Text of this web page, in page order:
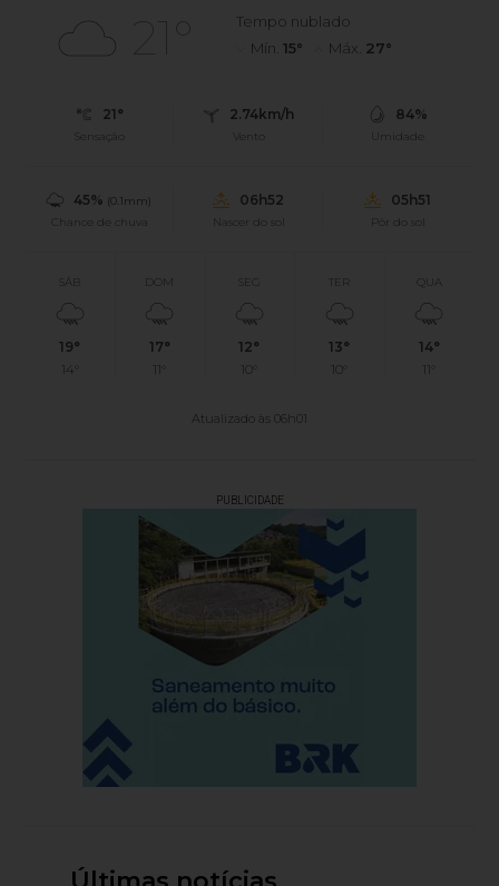
21°
Tempo nublado
Mín. 15° Máx. 27°
21°
Sensação
2.74km/h
Vento
84%
Umidade
45% (0.1mm)
Chance de chuva
06h52
Nascer do sol
05h51
Pôr do sol
SÁB
19°
14°
DOM
17°
11°
SEG
12°
10°
TER
13°
10°
QUA
14°
11°
Atualizado às 06h01
PUBLICIDADE